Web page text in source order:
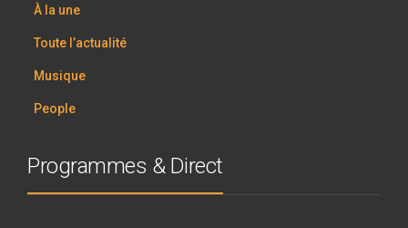
À la une
Toute l’actualité
Musique
People
Programmes & Direct